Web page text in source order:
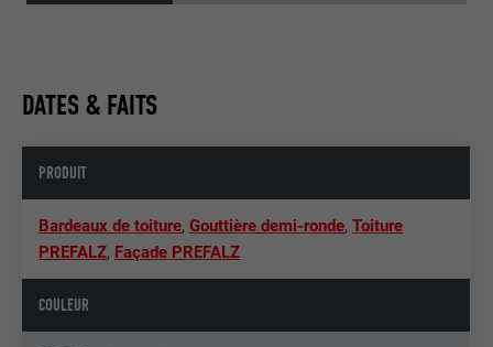
DATES & FAITS
PRODUIT
Bardeaux de toiture,Gouttière demi-ronde,Toiture
PREFALZ, Façade PREFALZ
COULEUR